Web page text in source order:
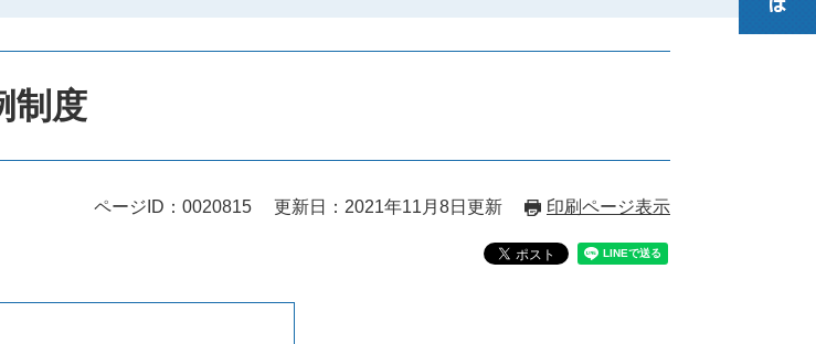
制度
ページID：0020815 更新日：2021年11月8日更新 印刷ページ表示